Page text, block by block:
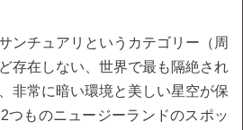
ンチュアリというカテゴリー（周
存在しない、世界で最も隔絶され
非常に暗い環境と美しい星空が保
つものニュージーランドのスポッ